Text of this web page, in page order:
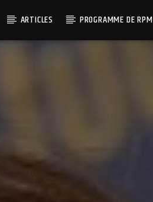
ARTICLES PROGRAMME DE RPM